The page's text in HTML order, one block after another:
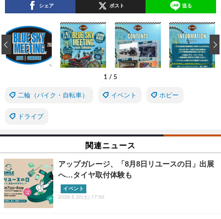
シェア ポスト 送る
1 / 5
‹
二輪（バイク・自転車） イベント ホビー
ドライブ
関連ニュース
アップガレージ、「8月8日リユースの日」出展
へ…タイヤ取付体験も
イベント
2026.5.30(土) 17:00